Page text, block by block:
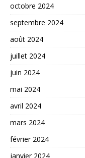
octobre 2024
septembre 2024
août 2024
juillet 2024
juin 2024
mai 2024
avril 2024
mars 2024
février 2024
janvier 2024